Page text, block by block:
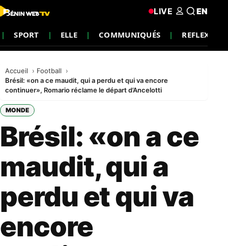
SPORT ELLE COMMUNIQUÉS REFLEXION
LIVE EN
Accueil
Football
Brésil: «on a ce maudit, qui a perdu et qui va encore
continuer», Romario réclame le départ d’Ancelotti
MONDE
Brésil: «on a ce
maudit, qui a
perdu et qui va
encore